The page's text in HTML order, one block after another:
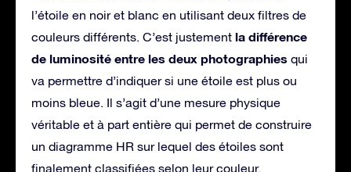
l’étoile en noir et blanc en utilisant deux filtres de
couleurs différents. C’est justement la différence
de luminosité entre les deux photographies qui
va permettre d’indiquer si une étoile est plus ou
moins bleue. Il s’agit d’une mesure physique
véritable et à part entière qui permet de construire
un diagramme HR sur lequel des étoiles sont
finalement classifiées selon leur couleur.